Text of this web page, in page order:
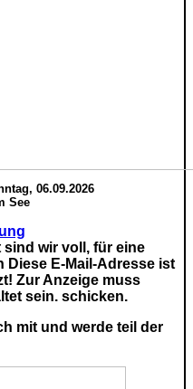
06.09.2026
See
wir voll, für eine
Diese E-Mail-Adresse ist
Zur Anzeige muss
sein. schicken.
mit und werde teil der